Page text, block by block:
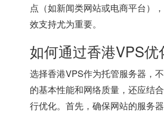
点（如新闻类网站或电商平台）
效支持尤为重要。
如何通过香港VPS优
选择香港VPS作为托管服务器，
的基本性能和网络质量，还应结
行优化。首先，确保网站的服务